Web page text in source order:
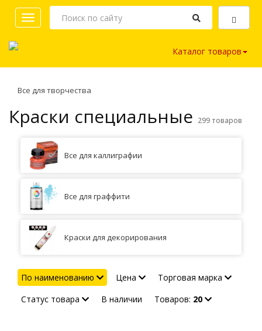
Toggle
navigation
Каталог товаров
Все для творчества
Краски специальные 299 товаров
Все для каллиграфии
Все для граффити
Краски для декорирования
По наименованию Цена
Торговая марка
Статус товара
В наличии Товаров: 20